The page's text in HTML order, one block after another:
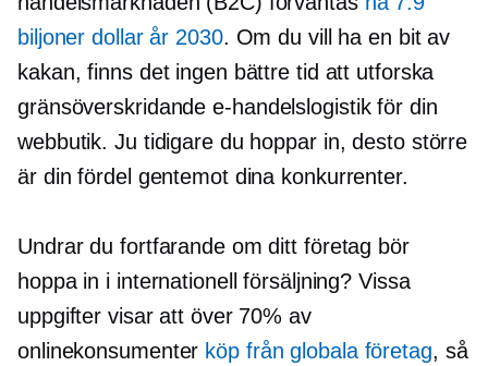
biljoner dollar år 2030. Om du vill ha en bit av
kakan, finns det ingen bättre tid att utforska
gränsöverskridande e-handelslogistik för din
webbutik. Ju tidigare du hoppar in, desto större
är din fördel gentemot dina konkurrenter.
Undrar du fortfarande om ditt företag bör
hoppa in i internationell försäljning? Vissa
uppgifter visar att över 70% av
onlinekonsumenter köp från globala företag, så